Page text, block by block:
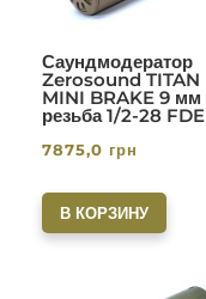
Саундмодератор
Zerosound TITAN
MINI BRAKE 9 мм
резьба 1/2-28 FDE
7875,0 грн
В КОРЗИНУ